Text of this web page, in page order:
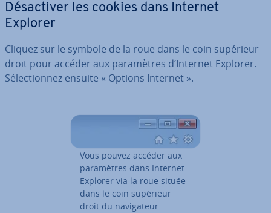
Dé­sac­ti­ver les cookies dans Internet
Explorer
Cliquez sur le symbole de la roue dans le coin supérieur
droit pour accéder aux pa­ra­mètres d’Internet Explorer.
Sé­lec­tion­nez ensuite « Options Internet ».
Vous pouvez accéder aux
pa­ra­mètres dans Internet
Explorer via la roue située
dans le coin supérieur
droit du na­vi­ga­teur.